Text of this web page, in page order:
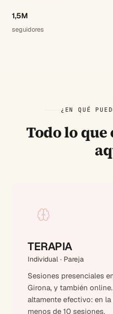
1,5M
seguidores
¿EN QUÉ
Todo lo
TERAPIA
Individual · Pareja
Sesiones presenciales
Girona, y también
altamente efectivo: en
menos de 10 sesiones.